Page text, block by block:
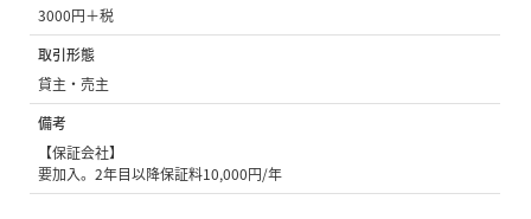
3000円＋税
取引形態
貸主・売主
備考
【保証会社】
要加入。2年目以降保証料10,000円/年